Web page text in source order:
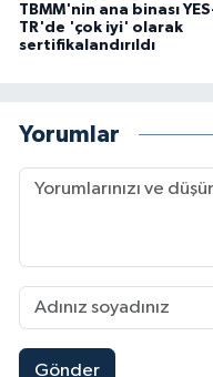
TBMM'nin ana binası
TR'de 'çok iyi' olarak
sertifikalandırıldı
Yorumlar
Gönder